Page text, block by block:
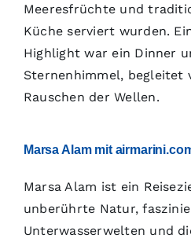
Meeresfrüchte und
Küche serviert wurden.
Highlight war ein Dinner
Sternenhimmel, begleitet
Rauschen der Wellen.
Marsa Alam mit
Marsa Alam ist ein
unberührte Natur,
Unterwasserwelten und